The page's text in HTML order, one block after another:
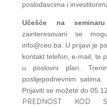
poslodavcima i
Učešće na
zainteresovani se
info@ceo.ba. U prijavi je
kontakt telefon, e-mail, te
u poslovni plan.
poslijepodnevnim
Prijaviti se možete do
PREDNOST KOD